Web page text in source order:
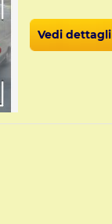
Vedi dettagli